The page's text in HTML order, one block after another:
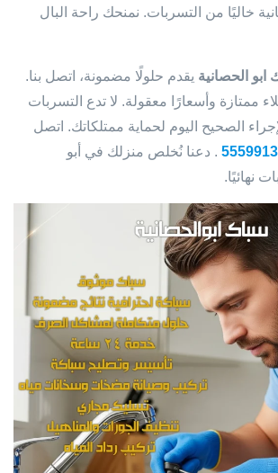
خاليًا من التسربات. نمنحك راحة البال
ابو الحصانية يقدم حلولًا مضمونة، اتصل بنا.
ممتازة وأسعارًا معقولة. لا تدع التسربات
الصحيح اليوم لحماية ممتلكاتك. اتصل
. دعنا نُخلص منزلك في أبو
نهائيًا.